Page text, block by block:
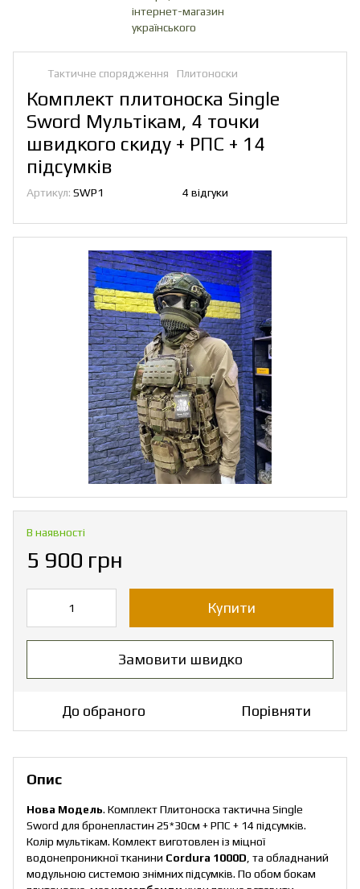
Тактичне спорядження Плитоноски
Комплект плитоноска Single
Sword Мультікам, 4 точки
швидкого скиду + РПС + 14
підсумків
Артикул: SWP1 4 відгуки
В наявності
5 900 грн
Купити
Замовити швидко
До обраного Порівняти
Опис
Нова Модель. Комплект Плитоноска тактична Single
Sword для бронепластин 25*30см + РПС + 14 підсумків.
Колір мультікам. Комлект виготовлен із міцної
водонепроникної тканини Cordura 1000D , та обладнаний
модульною системою знімних підсумків. По обом бокам